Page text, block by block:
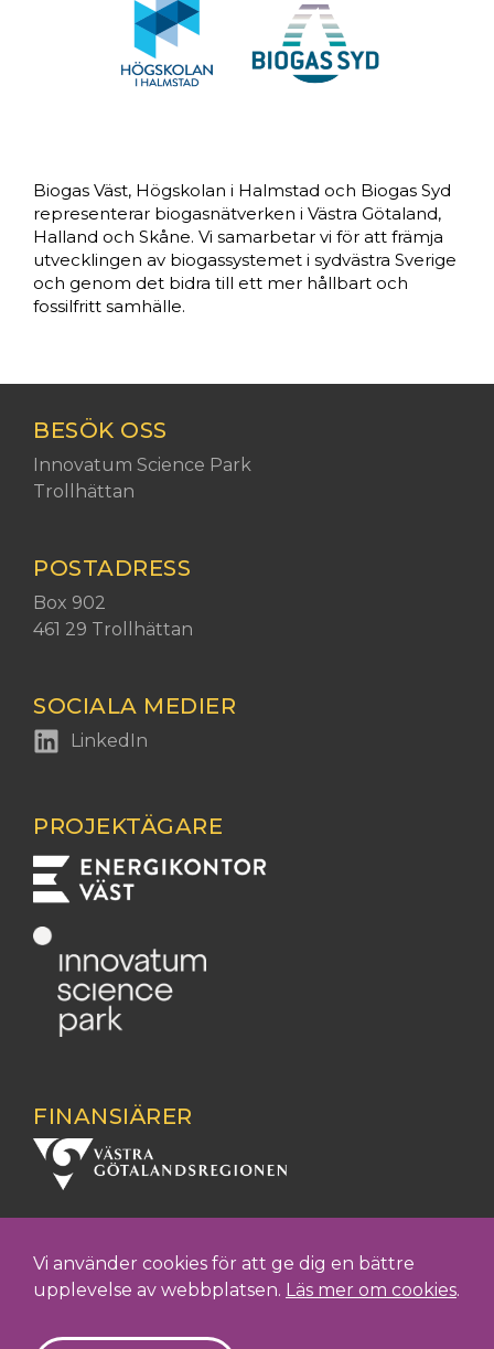
Biogas Väst, Högskolan i Halmstad och Biogas Syd
representerar biogasnätverken i Västra Götaland,
Halland och Skåne. Vi samarbetar vi för att främja
utvecklingen av biogassystemet i sydvästra Sverige
och genom det bidra till ett mer hållbart och
fossilfritt samhälle.
BESÖK OSS
Besöksadress:
Innovatum Science Park
Trollhättan
POSTADRESS
Postadress:
Box 902
461 29 Trollhättan
SOCIALA MEDIER
LinkedIn
PROJEKTÄGARE
FINANSIÄRER
Vi använder cookies för att ge dig en bättre
upplevelse av webbplatsen. Läs mer om cookies.